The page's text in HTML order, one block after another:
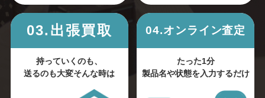
03.出張買取
持っていくのも、
送るのも大変そんな時は
04.オンライン査定
たった1分
製品名や状態を入力するだけ